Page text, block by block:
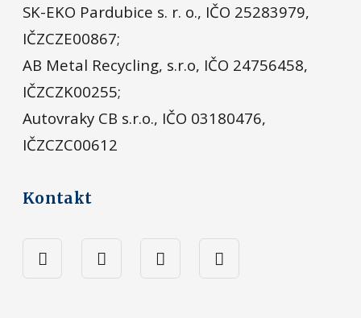
SK-EKO Pardubice s. r. o., IČO 25283979,
IČZCZE00867;
AB Metal Recycling, s.r.o, IČO 24756458,
IČZCZK00255;
Autovraky CB s.r.o., IČO 03180476,
IČZCZC00612
Kontakt